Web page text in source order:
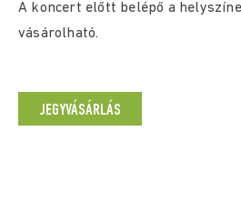
A koncert előtt belépő a
vásárolható.
JEGYVÁSÁRLÁS